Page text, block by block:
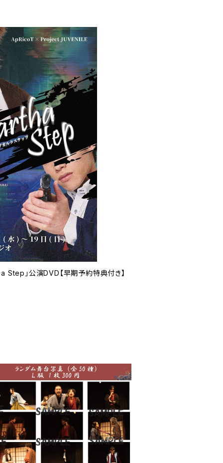
Step」公演DVD【早期予約特典付き】